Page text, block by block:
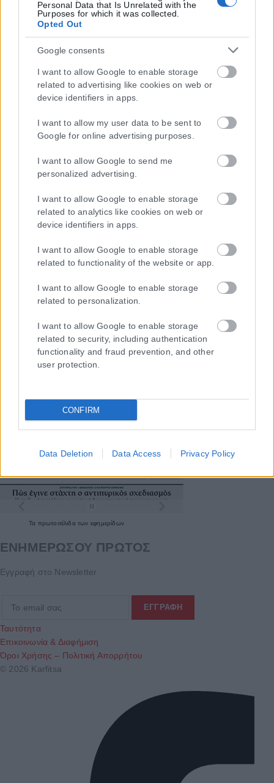
Personal Data that Is Unrelated with the
Purposes for which it was collected.
Opted Out
Google consents
I want to allow Google to enable storage
related to advertising like cookies on web or
device identifiers in apps.
I want to allow my user data to be sent to
Google for online advertising purposes.
I want to allow Google to send me
personalized advertising.
I want to allow Google to enable storage
related to analytics like cookies on web or
device identifiers in apps.
I want to allow Google to enable storage
related to functionality of the website or app.
I want to allow Google to enable storage
related to personalization.
I want to allow Google to enable storage
related to security, including authentication
functionality and fraud prevention, and other
user protection.
CONFIRM
Data Deletion Data Access Privacy Policy
Η εταιρεία με την επωνυμία “POLITICAL MEDIA GROUP A.E.” και κατ’
επέκταση η ιστοσελίδα που κατέχει αυτή “www.karfitsa.gr”
συμμορφώνονται με τη Σύσταση (ΕΕ) 2018/334 της Επιτροπής της
1ης Μαρτίου 2018 σχετικά με τα μέτρα για την αποτελεσματική
αντιμετώπιση του παράνομου περιεχομένου στο διαδίκτυο (L 63).
Μοναδικός αριθμός Μ.Η.Τ. 262048
ΤΑ ΠΡΩΤΟΣΕΛΙΔΑ ΣΗΜΕΡΑ
Τα πρωτοσέλιδατων εφημερίδων
ΕΝΗΜΕΡΩΣΟΥ ΠΡΩΤΟΣ
Εγγραφή στο Newsletter
Ταυτότητα
Επικοινωνία & Διαφήμιση
Όροι Χρήσης – Πολιτική Απορρήτου
© 2026 Karfitsa